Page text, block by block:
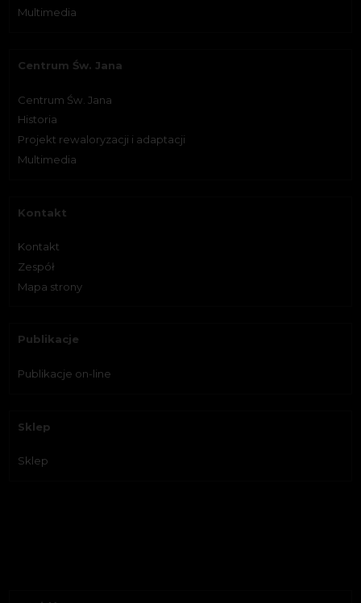
Multimedia
Centrum Św. Jana
Centrum Św. Jana
Historia
Projekt rewaloryzacji i adaptacji
Multimedia
Kontakt
Kontakt
Zespół
Mapa strony
Publikacje
Publikacje on-line
Sklep
Sklep